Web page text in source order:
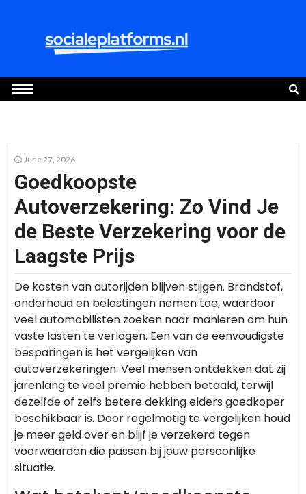
June 27, 2026
Goedkoopste
Autoverzekering: Zo Vind Je
de Beste Verzekering voor de
Laagste Prijs
De kosten van autorijden blijven stijgen. Brandstof,
onderhoud en belastingen nemen toe, waardoor
veel automobilisten zoeken naar manieren om hun
vaste lasten te verlagen. Een van de eenvoudigste
besparingen is het vergelijken van
autoverzekeringen. Veel mensen ontdekken dat zij
jarenlang te veel premie hebben betaald, terwijl
dezelfde of zelfs betere dekking elders goedkoper
beschikbaar is. Door regelmatig te vergelijken houd
je meer geld over en blijf je verzekerd tegen
voorwaarden die passen bij jouw persoonlijke
situatie.